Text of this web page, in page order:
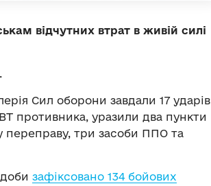
відчутних втрат в живій силі
Сил оборони завдали 17 ударів
противника, уразили два пункти
переправу, три засоби ППО та
зафіксовано 134 бойових